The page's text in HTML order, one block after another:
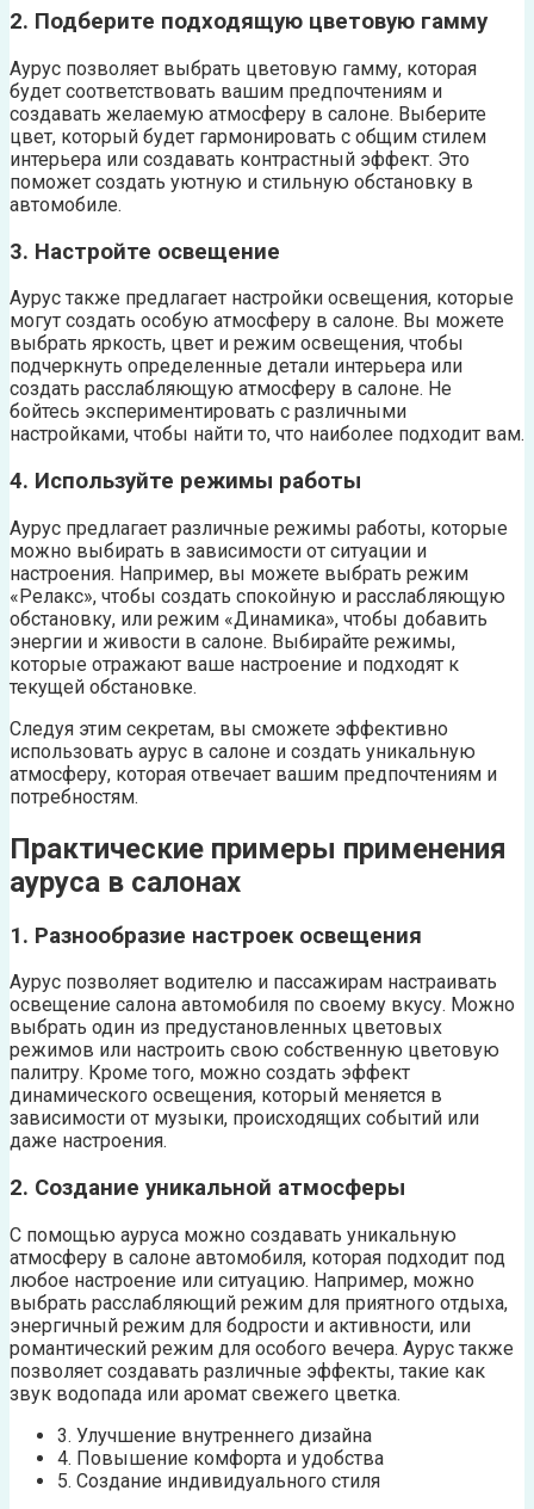
2. Подберите подходящую цветовую гамму
Аурус позволяет выбрать цветовую гамму, которая
будет соответствовать вашим предпочтениям и
создавать желаемую атмосферу в салоне. Выберите
цвет, который будет гармонировать с общим стилем
интерьера или создавать контрастный эффект. Это
поможет создать уютную и стильную обстановку в
автомобиле.
3. Настройте освещение
Аурус также предлагает настройки освещения, которые
могут создать особую атмосферу в салоне. Вы можете
выбрать яркость, цвет и режим освещения, чтобы
подчеркнуть определенные детали интерьера или
создать расслабляющую атмосферу в салоне. Не
бойтесь экспериментировать с различными
настройками, чтобы найти то, что наиболее подходит вам.
4. Используйте режимы работы
Аурус предлагает различные режимы работы, которые
можно выбирать в зависимости от ситуации и
настроения. Например, вы можете выбрать режим
«Релакс», чтобы создать спокойную и расслабляющую
обстановку, или режим «Динамика», чтобы добавить
энергии и живости в салоне. Выбирайте режимы,
которые отражают ваше настроение и подходят к
текущей обстановке.
Следуя этим секретам, вы сможете эффективно
использовать аурус в салоне и создать уникальную
атмосферу, которая отвечает вашим предпочтениям и
потребностям.
Практические примеры применения
ауруса в салонах
1. Разнообразие настроек освещения
Аурус позволяет водителю и пассажирам настраивать
освещение салона автомобиля по своему вкусу. Можно
выбрать один из предустановленных цветовых
режимов или настроить свою собственную цветовую
палитру. Кроме того, можно создать эффект
динамического освещения, который меняется в
зависимости от музыки, происходящих событий или
даже настроения.
2. Создание уникальной атмосферы
С помощью ауруса можно создавать уникальную
атмосферу в салоне автомобиля, которая подходит под
любое настроение или ситуацию. Например, можно
выбрать расслабляющий режим для приятного отдыха,
энергичный режим для бодрости и активности, или
романтический режим для особого вечера. Аурус также
позволяет создавать различные эффекты, такие как
звук водопада или аромат свежего цветка.
3. Улучшение внутреннего дизайна
4. Повышение комфорта и удобства
5. Создание индивидуального стиля